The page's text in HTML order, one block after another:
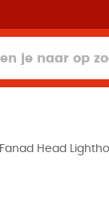
Fanad Head